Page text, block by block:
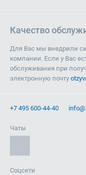
Качество
Для Вас мы внедрили
компании. Если у Вас
обслуживания при
электронную почту
+7 495 600-44-40
Чаты
Соцсети